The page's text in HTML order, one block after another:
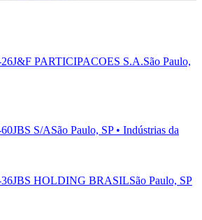
J&F PARTICIPACOES S.A.São Paulo,
JBS S/ASão Paulo, SP • Indústrias da
JBS HOLDING BRASILSão Paulo, SP